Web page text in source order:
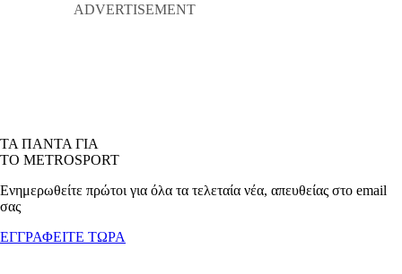
ΤΑ ΠΑΝΤΑ ΓΙΑ
ΤΟ METROSPORT
Ενημερωθείτε πρώτοι για όλα τα τελεταία νέα, απευθείας στο email
σας
ΕΓΓΡΑΦΕΙΤΕ ΤΩΡΑ